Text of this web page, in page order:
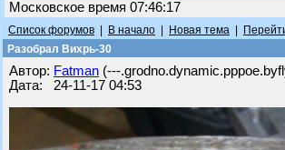
Московское время 07:46:17
Список форумов В начало Новая тема
Разобрал Вихрь-30
Автор: Fatman (---
Дата: 24-11-17 04:53